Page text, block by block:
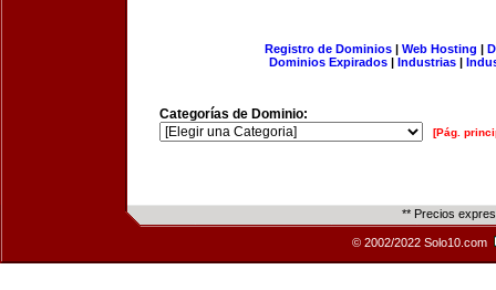
Registro de Dominios| Web Hosting |
Dominios Expirados | Industrias |
Categorías de Dominio:
[Pág.
** Precios
© 2002/2022 Solo10.com